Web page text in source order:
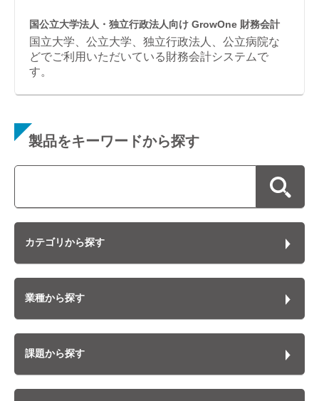
国公立大学法人・独立行政法人向け GrowOne 財務会計
国立大学、公立大学、独立行政法人、公立病院な
どでご利用いただいている財務会計システムで
す。
製品をキーワードから探す
検索
カテゴリから探す
業種から探す
課題から探す